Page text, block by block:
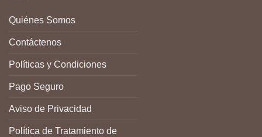
Quiénes Somos
Contáctenos
Políticas y Condiciones
Pago Seguro
Aviso de Privacidad
Política de Tratamiento de